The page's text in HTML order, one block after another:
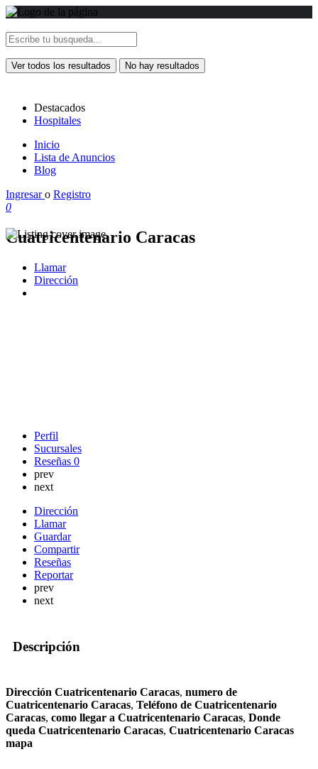
Ver todos los resultados No hay resultados
Destacados
Hospitales
Inicio
Lista de Anuncios
Blog
Ingresaro Registro
0
Cuatricentenario Caracas
Llamar
Dirección
Perfil
Sucursales
Reseñas 0
prev
next
Dirección
Llamar
Guardar
Compartir
Reseñas
Reportar
prev
next
Descripción
Dirección Cuatricentenario Caracas, numero de
Cuatricentenario Caracas, Teléfono de Cuatricentenario
Caracas, como llegar a Cuatricentenario Caracas, Donde
queda Cuatricentenario Caracas, Cuatricentenario Caracas
mapa